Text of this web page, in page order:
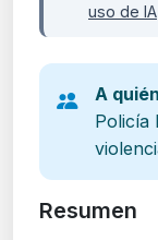
uso de IA
A
Policía
Resumen